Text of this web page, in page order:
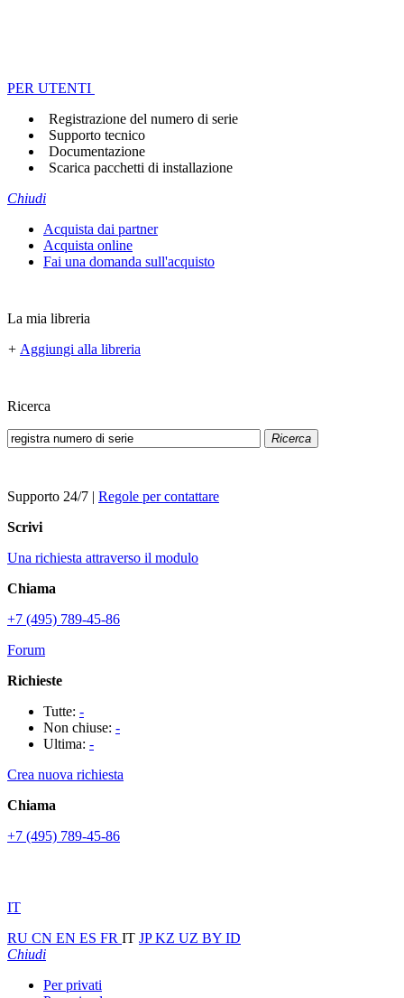
PER UTENTI
Registrazione del numero di serie
Supporto tecnico
Documentazione
Scarica pacchetti di installazione
Chiudi
Acquista dai partner
Acquista online
Fai una domanda sull'acquisto
La mia libreria
+ Aggiungi alla libreria
Ricerca
Ricerca
Supporto 24/7 | Regole per contattare
Scrivi
Una richiesta attraverso il modulo
Chiama
+7 (495) 789-45-86
Forum
Richieste
Tutte: -
Non chiuse: -
Ultima: -
Crea nuova richiesta
Chiama
+7 (495) 789-45-86
IT
RU CN EN ES FR IT JPKZ UZ BY ID
Chiudi
Per privati